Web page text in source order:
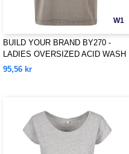
W1
BUILD YOUR BRAND BY270 -
LADIES OVERSIZED ACID WASH
TEE
95,56 kr